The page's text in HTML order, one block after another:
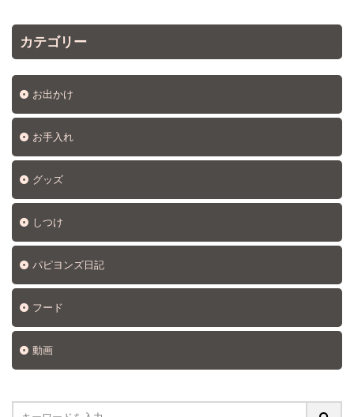
カテゴリー
お出かけ
お手入れ
グッズ
しつけ
パピヨンズ日記
フード
動画